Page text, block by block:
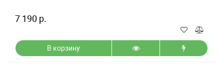
7 190 р.
В корзину